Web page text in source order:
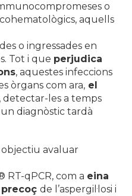
o
aquells
o ingressades en
Tot i que perjudica
, aquestes infeccions
òrgans com ara, el
detectar-les a temps
diagnòstic tardà
objectiu avaluar
RT-qPCR, com a eina
precoçde l’aspergil·losi i